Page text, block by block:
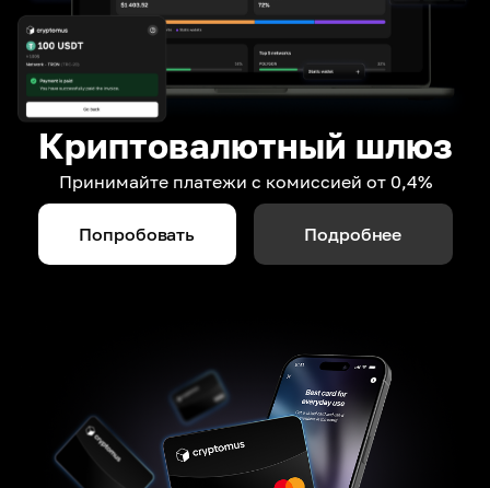
Криптовалютный шлюз
Принимайте платежи с комиссией от 0,4%
Попробовать Подробнее